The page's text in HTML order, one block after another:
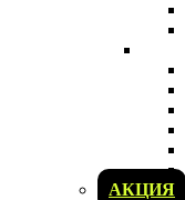
АКЦИЯ